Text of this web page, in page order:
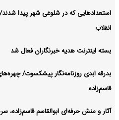
استعدادهایی که در شلوغی شهر پیدا
انقلاب
بسته اینترنت هدیه خبرنگاران فعال شد
بدرقه ابدی روزنامه‌نگار پیشکسوت/
قاسم‌زاده
آثار و منش حرفه‌ای ابوالقاسم قاسم‌زاده،